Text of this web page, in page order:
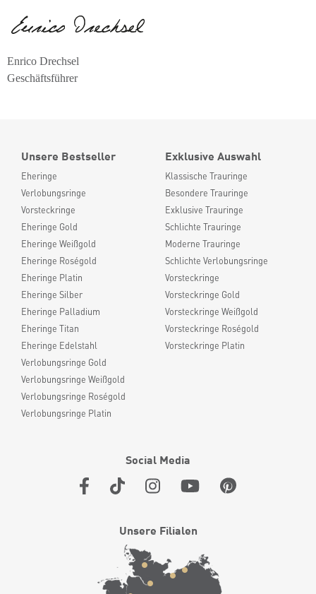
Enrico Drechsel
Geschäftsführer
Unsere Bestseller
Eheringe
Verlobungsringe
Vorsteckringe
Eheringe Gold
Eheringe Weißgold
Eheringe Roségold
Eheringe Platin
Eheringe Silber
Eheringe Palladium
Eheringe Titan
Eheringe Edelstahl
Verlobungsringe Gold
Verlobungsringe Weißgold
Verlobungsringe Roségold
Verlobungsringe Platin
Exklusive Auswahl
Klassische Trauringe
Besondere Trauringe
Exklusive Trauringe
Schlichte Trauringe
Moderne Trauringe
Schlichte Verlobungsringe
Vorsteckringe
Vorsteckringe Gold
Vorsteckringe Weißgold
Vorsteckringe Roségold
Vorsteckringe Platin
Social Media
Unsere Filialen